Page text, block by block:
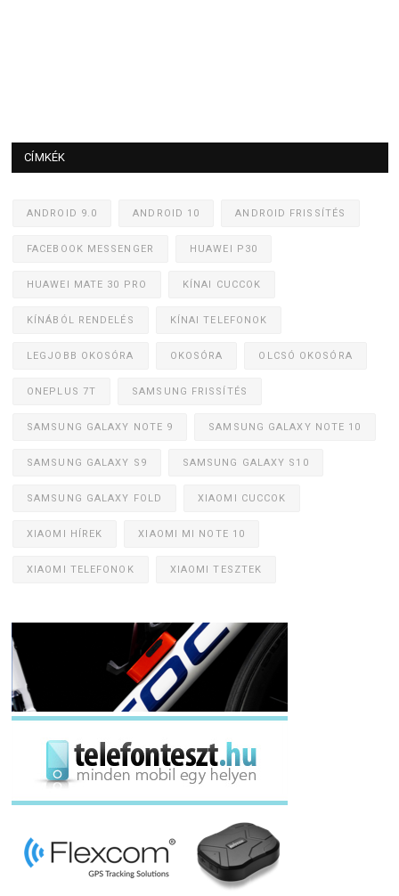
CÍMKÉK
ANDROID 9.0 ANDROID 10 ANDROID FRISSÍTÉS
FACEBOOK MESSENGER HUAWEI P30
HUAWEI MATE 30 PRO KÍNAI CUCCOK
KÍNÁBÓL RENDELÉS KÍNAI TELEFONOK
LEGJOBB OKOSÓRA OKOSÓRA OLCSÓ OKOSÓRA
ONEPLUS 7T SAMSUNG FRISSÍTÉS
SAMSUNG GALAXY NOTE 9 SAMSUNG GALAXY NOTE 10
SAMSUNG GALAXY S9 SAMSUNG GALAXY S10
SAMSUNG GALAXY FOLD XIAOMI CUCCOK
XIAOMI HÍREK XIAOMI MI NOTE 10
XIAOMI TELEFONOK XIAOMI TESZTEK